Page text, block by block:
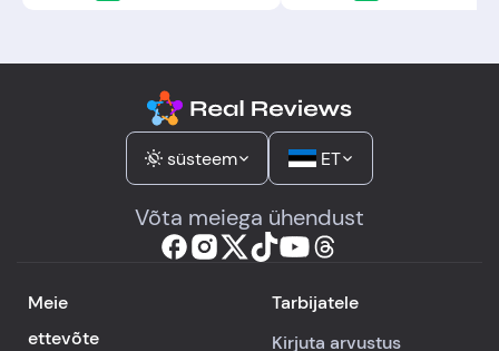
süsteem ET
Võta meiega ühendust
Meie
ettevõte
Tarbijatele
Kirjuta arvustus